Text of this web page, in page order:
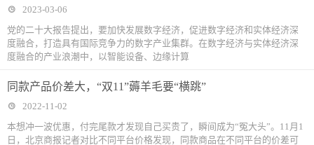
2023-03-06
党的二十大报告提出，要加快发展数字经济，促进数字经济和实体经济深
度融合，打造具有国际竞争力的数字产业集群。在数字经济与实体经济深
度融合的产业浪潮中，以智能设备、边缘计算
同款产品价差大，“双11”薅羊毛要“横跳”
2022-11-02
本想冲一波优惠，付完尾款才发现自己买贵了，瞬间成为“冤大头”。11月1
日，北京商报记者对比不同平台价格发现，同款商品在不同平台的价差可